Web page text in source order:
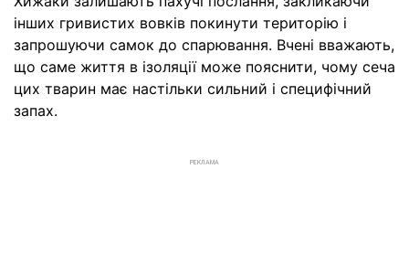
інших гривистих вовків покинути територію і
запрошуючи самок до спарювання. Вчені вважають,
що саме життя в ізоляції може пояснити, чому сеча
цих тварин має настільки сильний і специфічний
запах.
РЕКЛАМА